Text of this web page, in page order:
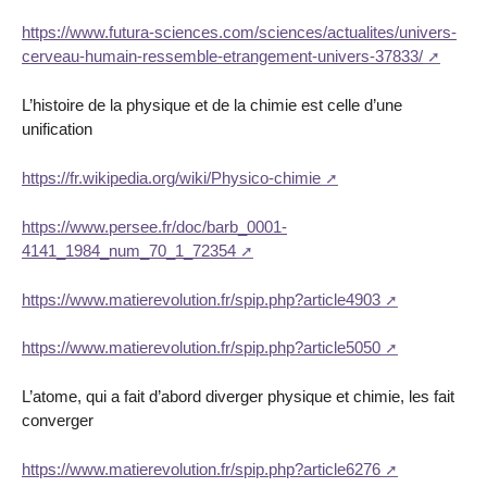
https://www.futura-sciences.com/sciences/actualites/univers-
cerveau-humain-ressemble-etrangement-univers-37833/
L’histoire de la physique et de la chimie est celle d’une
unification
https://fr.wikipedia.org/wiki/Physico-chimie
https://www.persee.fr/doc/barb_0001-
4141_1984_num_70_1_72354
https://www.matierevolution.fr/spip.php?article4903
https://www.matierevolution.fr/spip.php?article5050
L’atome, qui a fait d’abord diverger physique et chimie, les fait
converger
https://www.matierevolution.fr/spip.php?article6276